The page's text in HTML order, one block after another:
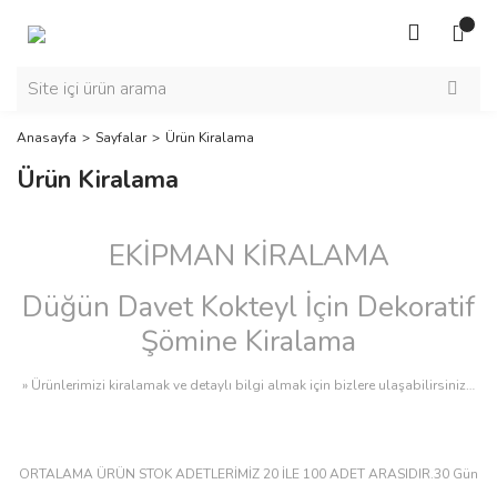
Anasayfa Sayfalar Ürün Kiralama
Ürün Kiralama
EKİPMAN KİRALAMA
Düğün Davet Kokteyl İçin Dekoratif
Şömine Kiralama
» Ürünlerimizi kiralamak ve detaylı bilgi almak için bizlere ulaşabilirsiniz…
ORTALAMA ÜRÜN STOK ADETLERİMİZ 20 İLE 100 ADET ARASIDIR.30 Gün